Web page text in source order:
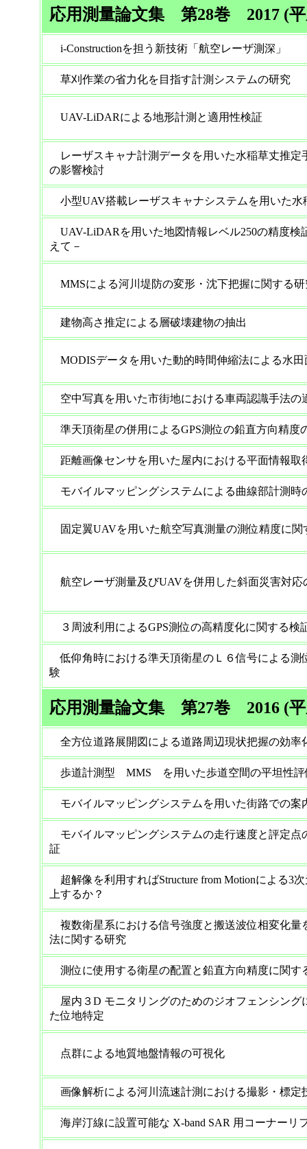
応用測量論文集 第28巻 2017 (平
i-Constructionを担う新技術「航空レーザ測深」
草刈作業の省力化を目指す計測システムの研究
UAV-LiDARによる地形計測と適用性検証
レーザスキャナ計測データを用いた水稲草丈推定
の影響検討
小型UAV搭載レーザスキャナシステムを用いた水
UAV-LiDARを用いた地図情報レベル250の精度検
えて－
MMSによる河川堤防の変形・沈下把握に関する研
建物高さ推定による層破壊建物の抽出
MODISデータを用いた動的時間伸縮法による水田
空中写真を用いた市街地における車両認識手法の
準天頂衛星の併用によるGPS測位の鉛直方向精度
距離画像センサを用いた屋内における平面情報取
モバイルマッピングシステムによる曲線部計測時
固定翼UAVを用いた航空写真測量の測位精度に関
航空レーザ測量及びUAVを併用した斜面災害対応
３周波利用によるGPS測位の高精度化に関する検
低仰角時における準天頂衛星のＬ６信号による測
験
応用測量論文集 第27巻 2016 (平
全方位道路展開図による道路周辺現状把握の効率
歩道計測型 MMS を用いた歩道空間の平坦性
モバイルマッピングシステムを用いた街路での案
モバイルマッピングシステムの走行速度と評定点
証
超解像を利用すればStructure from Motionによる3
上するか？
複数衛星系における信号強度と搬送波位相変化量
法に関する研究
測位に使用する衛星の配置と鉛直方向精度に関す
屋内３D モニタリングのためのジオフェンシング
た位地特定
点群による地質地盤情報の可視化
画像解析による河川流速計測における撮影・標定
海岸汀線に設置可能な X-band SAR 用コーナーリ